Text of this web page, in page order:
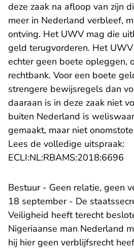
deze zaak na afloop van zijn
meer in Nederland verbleef,
ontving. Het UWV mag die
geld terugvorderen. Het
echter geen boete opleggen,
rechtbank. Voor een boete
strengere bewijsregels dan
daaraan is in deze zaak niet
buiten Nederland is
gemaakt, maar niet
Lees de volledige uitspraak:
ECLI:NL:RBAMS:2018:6696
Bestuur - Geen relatie, geen
18 september - De
Veiligheid heeft terecht
Nigeriaanse man Nederland
hij hier geen verblijfsrecht